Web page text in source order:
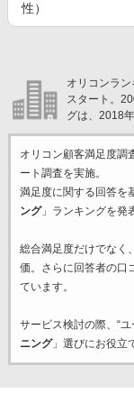
性）
オリコンラ
スタート。
グは、2018
オリコン顧客満足度調
ート調査を実施。
満足度に関する回答を
ング」ランキングを発
総合満足度だけでなく
価。さらに回答者の口
ています。
サービス検討の際、“
ニング」選びにお役立